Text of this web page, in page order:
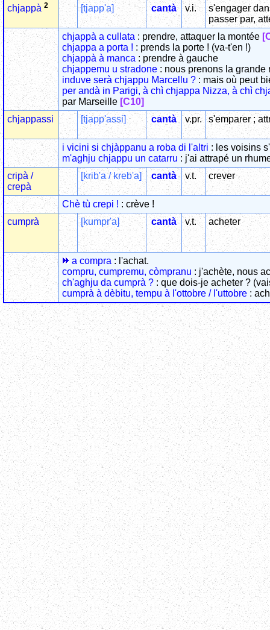
chjappà 2 [tjapp'a] cantà v.i.
s'engager
passer par,
chjappà a cullata : prendre, attaquer la montée
chjappa a porta ! : prends la porte ! (va-t'en !)
chjappà à manca : prendre à gauche
chjappemu u stradone : nous prenons la grande
induve serà chjappu Marcellu ? : mais où peut
per andà in Parigi, à chì chjappa Nizza, à chì
par Marseille [C10]
chjappassi
[tjapp'assi] cantà v.pr. s'emparer ;
i vicini si chjàppanu a roba di l'altri : les voisins
m'aghju chjappu un catarru : j'ai attrapé un
cripà /
crepà
[krib'a / kreb'a] cantà v.t. crever
Chè tù crepi ! : crève !
cumprà
[kumpr'a] cantà v.t. acheter
a compra : l'achat.
compru, cumpremu, còmpranu : j'achète, nous
ch'aghju da cumprà ? : que dois-je acheter ?
cumprà à dèbitu, tempu à l'ottobre / l'uttobre :